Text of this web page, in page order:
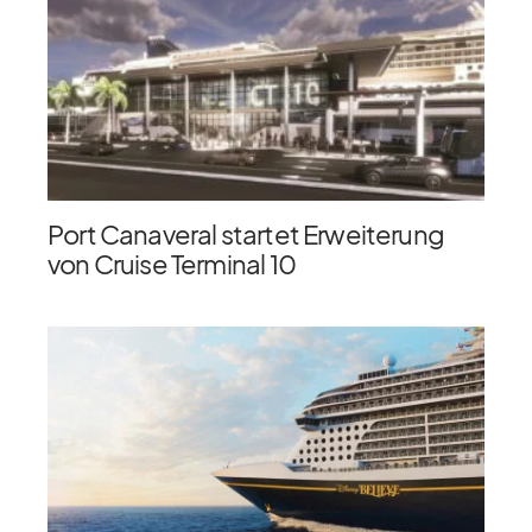
Port Canaveral startet Erweiterung
von Cruise Terminal 10